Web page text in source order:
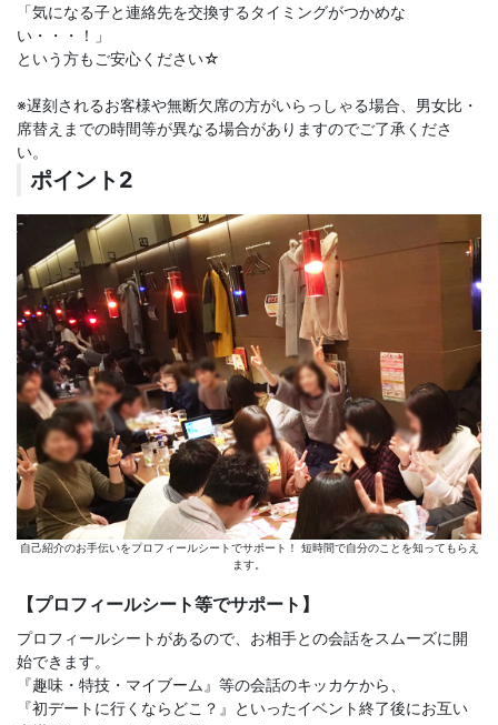
「気になる子と連絡先を交換するタイミングがつかめな
い・・・！」
という方もご安心ください☆
※遅刻されるお客様や無断欠席の方がいらっしゃる場合、男女比・
席替えまでの時間等が異なる場合がありますのでご了承くださ
い。
ポイント2
自己紹介のお手伝いをプロフィールシートでサポート！ 短時間で自分のことを知ってもらえ
ます。
【プロフィールシート等でサポート】
プロフィールシートがあるので、お相手との会話をスムーズに開
始できます。
『趣味・特技・マイブーム』等の会話のキッカケから、
『初デートに行くならどこ？』といったイベント終了後にお互い